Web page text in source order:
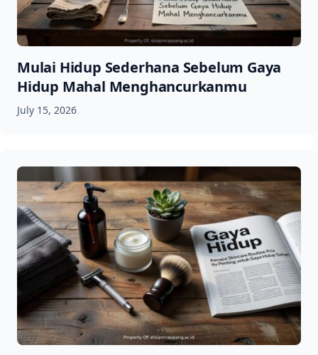
Mulai Hidup Sederhana Sebelum Gaya
Hidup Mahal Menghancurkanmu
July 15, 2026